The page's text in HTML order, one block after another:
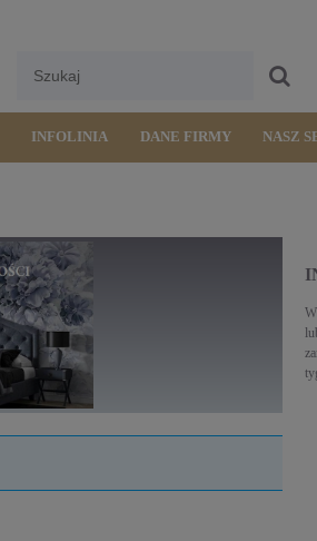
INFOLINIA DANE FIRMY NASZ